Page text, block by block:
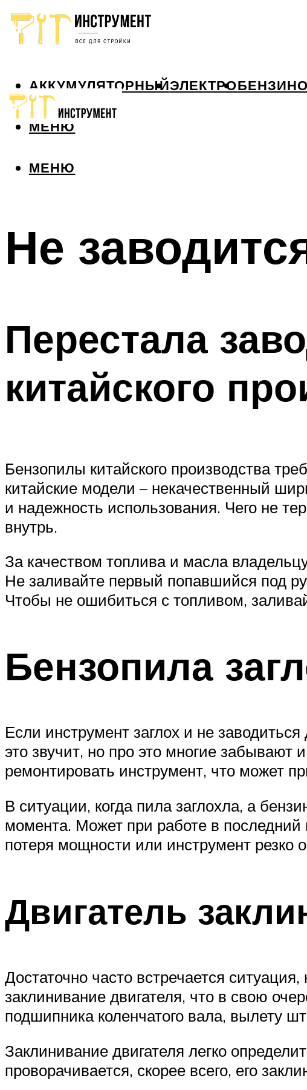
АККУМУЛЯТОРНЫЙЭЛЕКТРО
МЕНЮ
МЕНЮ
Не
Перестала
китайского
Бензопилы китайского производства
китайские модели – некачественный
и надежность использования. Чего не
внутрь.
За качеством топлива и масла
Не заливайте первый попавшийся под
Чтобы не ошибиться с топливом,
Бензопила
Если инструмент заглох и не
это звучит, но про это многие забывают
ремонтировать инструмент, что может
В ситуации, когда пила заглохла, а
момента. Может при работе в последний
потеря мощности или инструмент резко
Двигатель
Достаточно часто встречается
заклинивание двигателя, что в свою
подшипника коленчатого вала, вылету
Заклинивание двигателя легко
проворачивается, скорее всего, его